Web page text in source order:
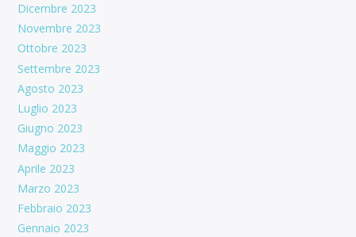
Dicembre 2023
Novembre 2023
Ottobre 2023
Settembre 2023
Agosto 2023
Luglio 2023
Giugno 2023
Maggio 2023
Aprile 2023
Marzo 2023
Febbraio 2023
Gennaio 2023